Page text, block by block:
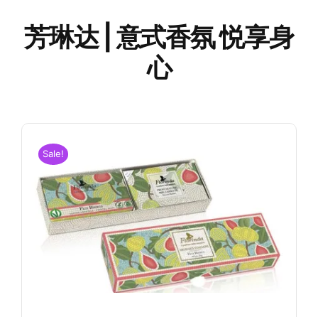
芳琳达 | 意式香氛 悦享身
心
Sale!
芳琳达|马赛克系列野玫瑰香氛
皂
意式香氛皂